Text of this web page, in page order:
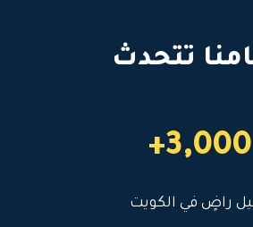
تتحدث
3,000+
راضٍ في الكويت